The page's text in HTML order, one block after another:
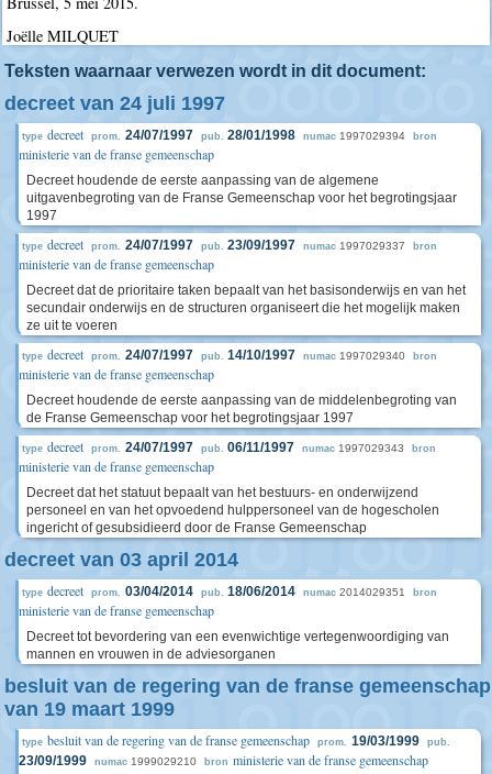
Joëlle MILQUET
Teksten waarnaar verwezen wordt in dit document:
decreet van 24 juli 1997
type decreet prom. 24/07/1997 pub. 28/01/1998 numac 1997029394 bron
ministerie van de franse gemeenschap
Decreet houdende de eerste aanpassing van de algemene
uitgavenbegroting van de Franse Gemeenschap voor het begrotingsjaar
1997
type decreet prom. 24/07/1997 pub. 23/09/1997 numac 1997029337 bron
ministerie van de franse gemeenschap
Decreet dat de prioritaire taken bepaalt van het basisonderwijs en van het
secundair onderwijs en de structuren organiseert die het mogelijk maken
ze uit te voeren
type decreet prom. 24/07/1997 pub. 14/10/1997 numac 1997029340 bron
ministerie van de franse gemeenschap
Decreet houdende de eerste aanpassing van de middelenbegroting van
de Franse Gemeenschap voor het begrotingsjaar 1997
type decreet prom. 24/07/1997 pub. 06/11/1997 numac 1997029343 bron
ministerie van de franse gemeenschap
Decreet dat het statuut bepaalt van het bestuurs- en onderwijzend
personeel en van het opvoedend hulppersoneel van de hogescholen
ingericht of gesubsidieerd door de Franse Gemeenschap
decreet van 03 april 2014
type decreet prom. 03/04/2014 pub. 18/06/2014 numac 2014029351 bron
ministerie van de franse gemeenschap
Decreet tot bevordering van een evenwichtige vertegenwoordiging van
mannen en vrouwen in de adviesorganen
besluit van de regering van de franse gemeenschap
van 19 maart 1999
type besluit van de regering van de franse gemeenschap prom. 19/03/1999 pub.
23/09/1999 numac 1999029210 bron ministerie van de franse gemeenschap